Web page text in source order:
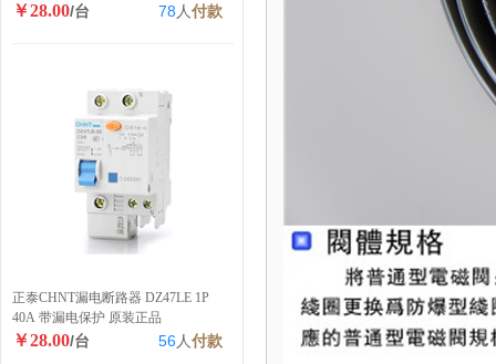
￥28.00/台 78 人付款
正泰CHNT漏电断路器 DZ47LE 1P
40A 带漏电保护 原装正品
￥28.00/台 56人付款